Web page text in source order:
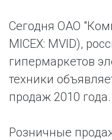
Сегодня ОАО
MICEX: MVID),
гипермаркетов
техники
продаж 2010 года.
Розничные